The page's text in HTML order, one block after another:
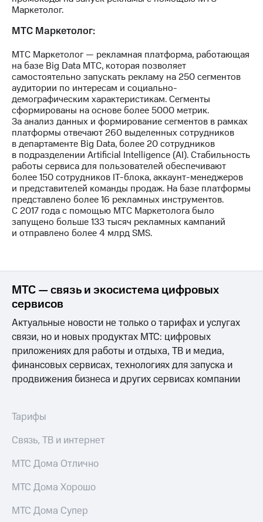
выкупа
акций
Рынок
Описание
Еврооблигации-2023
Уведомление
о
погашении
именных
облигаций
Другое
Регистратор
Реквизиты
Контакты
развитие
деловая этика
На главную
Маркетолог.
МТС Маркетолог:
МТС Маркетолог — рекламная платформа, работающая
на базе Big Data МТС, которая позволяет
самостоятельно запускать рекламу на 250 сегментов
аудитории по интересам и социально-
демографическим характеристикам. Сегменты
сформированы на основе более 5000 метрик.
За анализ данных и формирование сегментов в рамках
платформы отвечают 260 выделенных сотрудников
в департаменте Big Data, более 20 сотрудников
в подразделении Artificial Intelligence (AI). Стабильность
работы сервиса для пользователей обеспечивают
более 150 сотрудников IT-блока, аккаунт-менеджеров
и представителей команды продаж. На базе платформы
представлено более 16 рекламных инструментов.
С 2017 года с помощью МТС Маркетолога было
запущено больше 133 тысяч рекламных кампаний
и отправлено более 4 млрд SMS.
МТС — связь и экосистема цифровых
сервисов
Актуальные новости не только о тарифах и услугах
связи, но и новых продуктах МТС: цифровых
приложениях для работы и отдыха, ТВ и медиа,
финансовых сервисах, технологиях для запуска и
продвижения бизнеса и других сервисах компании
Тарифы
Связь, ТВ и интернет
МТС Дома Отлично
МТС Дома Хорошо
МТС Дома Супер